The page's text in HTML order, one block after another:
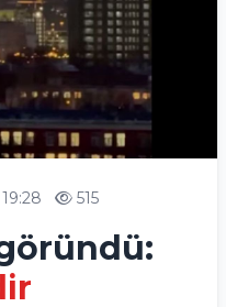
515